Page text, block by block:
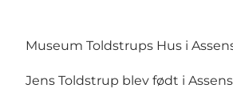
Museum Toldstrups Hus i
Jens Toldstrup blev født i